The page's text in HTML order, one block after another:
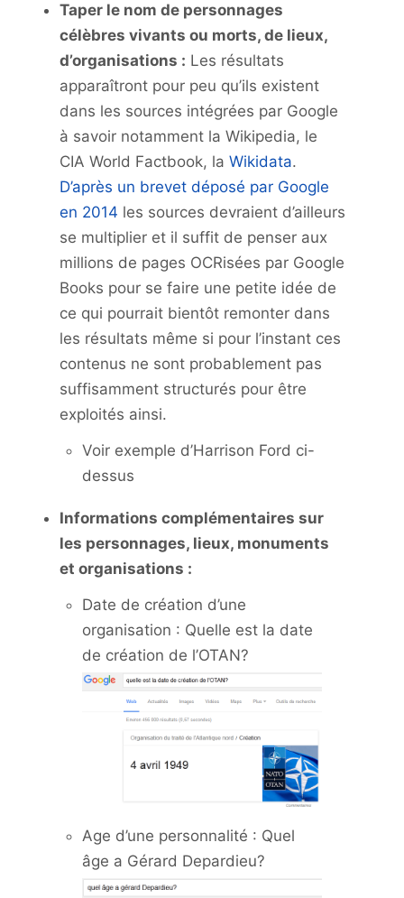
Taper le nom de personnages
célèbres vivants ou morts, de lieux,
d’organisations : Les résultats
apparaîtront pour peu qu’ils existent
dans les sources intégrées par Google
à savoir notamment la Wikipedia, le
CIA World Factbook, la Wikidata.
D’après un brevet déposé par Google
en 2014 les sources devraient d’ailleurs
se multiplier et il suffit de penser aux
millions de pages OCRisées par Google
Books pour se faire une petite idée de
ce qui pourrait bientôt remonter dans
les résultats même si pour l’instant ces
contenus ne sont probablement pas
suffisamment structurés pour être
exploités ainsi.
Voir exemple d’Harrison Ford ci-
dessus
Informations complémentaires sur
les personnages, lieux, monuments
et organisations :
Date de création d’une
organisation : Quelle est la date
de création de l’OTAN?
Age d’une personnalité : Quel
âge a Gérard Depardieu?